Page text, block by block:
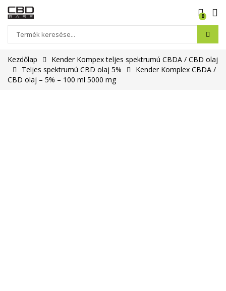
0
Kezdőlap
Kender Kompex teljes spektrumú CBDA / CBD olaj
Teljes spektrumú CBD olaj 5%
Kender Komplex CBDA /
CBD olaj – 5% – 100 ml 5000 mg